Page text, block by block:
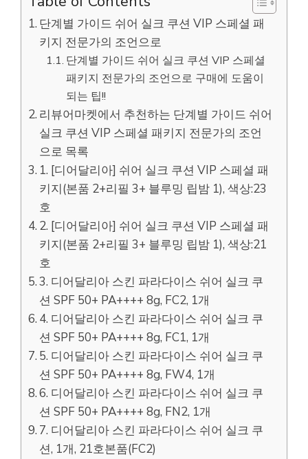
단계별 가이드 쉬어 실크 쿠션 VIP 스페셜 패
키지 전문가의 조언으로
단계별 가이드 쉬어 실크 쿠션 VIP 스페셜
패키지 전문가의 조언으로 구매에 도움이
되는 팁!!
리뷰어마켓에서 추천하는 단계별 가이드 쉬어
실크 쿠션 VIP 스페셜 패키지 전문가의 조언
으로 목록
1. [디어달리아] 쉬어 실크 쿠션 VIP 스페셜 패
키지(본품 2+리필 3+ 블루밍 립밤 1), 색상:23
호
2. [디어달리아] 쉬어 실크 쿠션 VIP 스페셜 패
키지(본품 2+리필 3+ 블루밍 립밤 1), 색상:21
호
3. 디어달리아 스킨 파라다이스 쉬어 실크 쿠
션 SPF 50+ PA++++ 8g, FC2, 1개
4. 디어달리아 스킨 파라다이스 쉬어 실크 쿠
션 SPF 50+ PA++++ 8g, FC1, 1개
5. 디어달리아 스킨 파라다이스 쉬어 실크 쿠
션 SPF 50+ PA++++ 8g, FW4, 1개
6. 디어달리아 스킨 파라다이스 쉬어 실크 쿠
션 SPF 50+ PA++++ 8g, FN2, 1개
7. 디어달리아 스킨 파라다이스 쉬어 실크 쿠
션, 1개, 21호본품(FC2)